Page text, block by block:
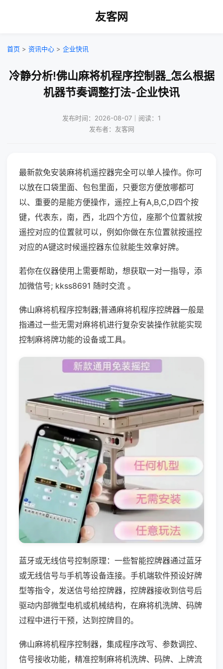
友客网
首页 > 资讯中心 > 企业快讯
冷静分析!佛山麻将机程序控制器_怎么根据
机器节奏调整打法-企业快讯
发布时间：2026-08-07｜阅读：1
发布者：友客网
最新款免安装麻将机遥控器完全可以单人操作。你可
以放在口袋里面、包包里面，只要您方便放哪都可
以、重要的是能方便操作，遥控上有A,B,C,D四个按
键，代表东，南，西，北四个方位，座那个位置就按
遥控对应的位置就可以，例如你做在东位置就按遥控
对应的A键这时候遥控器东位就能生效拿好牌。
若你在仪器使用上需要帮助，想获取一对一指导，添
加微信号; kkss8691 随时交流 。
佛山麻将机程序控制器;普通麻将机程序控牌器一般是
指通过一些无需对麻将机进行复杂安装操作就能实现
控制麻将牌功能的设备或工具。
蓝牙或无线信号控制原理：一些智能控牌器通过蓝牙
或无线信号与手机等设备连接。手机端软件预设好牌
型等指令，发送信号给控牌器，控牌器接收到信号后
驱动内部微型电机或机械结构，在麻将机洗牌、码牌
过程中进行干预，达到控牌目的。
佛山麻将机程序控制器，集成程序改写、参数调控、
信号接收功能，精准控制麻将机洗牌、码牌、上牌流